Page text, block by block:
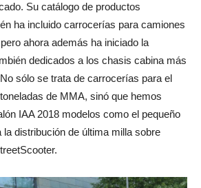
Su catálogo de productos
ha incluido carrocerías para camiones
ahora además ha iniciado la
dedicados a los chasis cabina más
sólo se trata de carrocerías para el
de MMA, sinó que hemos
IAA 2018 modelos como el pequeño
distribución de última milla sobre